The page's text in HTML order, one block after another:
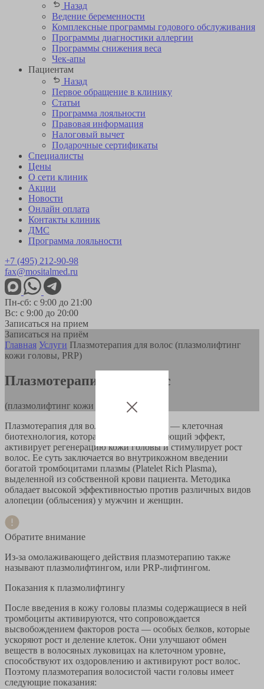
Назад
Ведение беременности
Комплексные программы годового обслуживания
Программы диагностики аллергии
Программы снижения веса
Чек-апы
Пациентам
Назад
Первое обращение в клинику
Статьи
Программа лояльности
Правовая информация
Налоговый вычет
Подарочные сертификаты
Специалисты
Цены
О сети клиник
Акции
Новости
Онлайн оплата
Контакты клиник
ДМС
Программа лояльности
+7 (495) 212-90-98
fax@mositalmed.ru
Пн-сб: с 9:00 до 21:00
Вс: с 9:00 до 20:00
Записаться на прием
Записаться на приём
Главная Услуги Плазмотерапия для волос (плазмолифтинг
кожи головы, PRP)
Плазмотерапия для волос
(плазмолифтинг кожи головы, PRP)
Плазмотерапия для волос (PRP-терапия) — клеточная
биотехнология, которая дает омолаживающий эффект,
активирует регенерацию кожи головы и стимулирует рост
волос. Ее суть заключается во внутрикожном введении
богатой тромбоцитами плазмы (Platelet Rich Plasma),
выделенной из собственной крови пациента. Методика
обладает высокой эффективностью против различных видов
алопеции (облысения) у мужчин и женщин.
Обратите внимание
Из-за омолаживающего действия плазмотерапию также
называют плазмолифтингом, или PRP-лифтингом.
Показания к плазмолифтингу
После введения в кожу головы плазмы содержащиеся в ней
тромбоциты активируются, что сопровождается
высвобождением факторов роста — особых белков, которые
ускоряют рост и деление клеток. Они улучшают обмен
веществ в волосяных луковицах на клеточном уровне,
способствуют их оздоровлению и активируют рост волос.
Поэтому плазмотерапия волосистой части головы имеет
следующие показания: